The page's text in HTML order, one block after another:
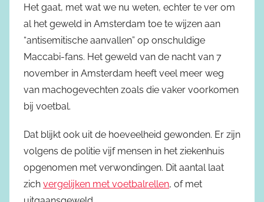
Het gaat, met wat we nu weten, echter te ver om
al het geweld in Amsterdam toe te wijzen aan
“antisemitische aanvallen” op onschuldige
Maccabi-fans. Het geweld van de nacht van 7
november in Amsterdam heeft veel meer weg
van machogevechten zoals die vaker voorkomen
bij voetbal.
Dat blijkt ook uit de hoeveelheid gewonden. Er zijn
volgens de politie vijf mensen in het ziekenhuis
opgenomen met verwondingen. Dit aantal laat
zich vergelijken met voetbalrellen, of met